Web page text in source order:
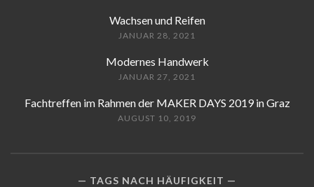
Wachsen und Reifen
JANUAR 28, 2021
Modernes Handwerk
JANUAR 27, 2021
Fachtreffen im Rahmen der MAKER DAYS 2019 in Graz
AUGUST 10, 2019
TAGS NACH HÄUFIGKEIT